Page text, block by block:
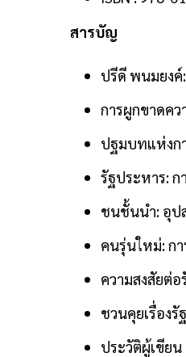
สารบัญ
ปรีดี พนมยง
การผูกขาดค
ปฐมบทแห่งก
รัฐประหาร:
ชนชั้นนำ: อุป
คนรุ่นใหม่: ก
ความสงสัยต่
ชวนคุยเรื่องรั
ประวัติผู้เขียน